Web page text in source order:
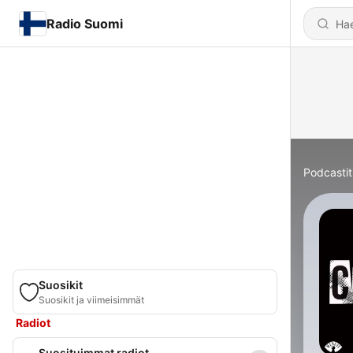
Radio Suomi
Suosikit
Suosikit ja viimeisimmät
Radiot
Podcastit